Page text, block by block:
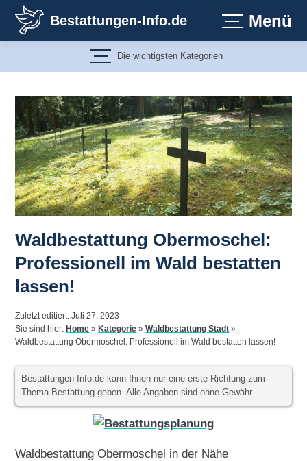
Inhalt
springen
Bestattungen-Info.de Menü
Die wichtigsten Kategorien
Waldbestattung Obermoschel:
Professionell im Wald bestatten
lassen!
Zuletzt editiert: Juli 27, 2023
Sie sind hier:Home »Kategorie »Waldbestattung Stadt »
Waldbestattung Obermoschel: Professionell im Wald bestatten lassen!
Bestattungen-Info.de kann Ihnen nur eine erste Richtung zum
Thema Bestattung geben. Alle Angaben sind ohne Gewähr.
Waldbestattung Obermoschel in der Nähe